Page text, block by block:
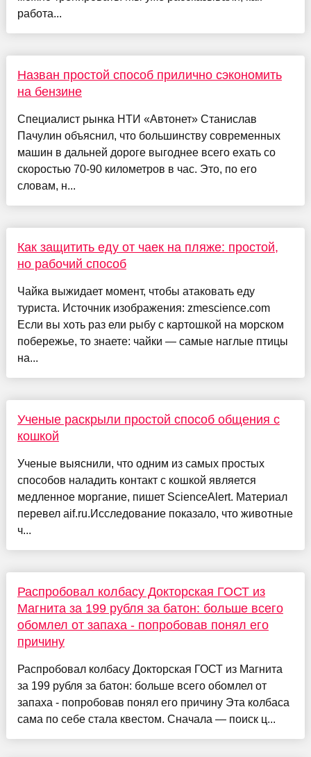
работа...
Назван простой способ прилично сэкономить
на бензине
Специалист рынка НТИ «Автонет» Станислав
Пачулин объяснил, что большинству современных
машин в дальней дороге выгоднее всего ехать со
скоростью 70-90 километров в час. Это, по его
словам, н...
Как защитить еду от чаек на пляже: простой,
но рабочий способ
Чайка выжидает момент, чтобы атаковать еду
туриста. Источник изображения: zmescience.com
Если вы хоть раз ели рыбу с картошкой на морском
побережье, то знаете: чайки — самые наглые птицы
на...
Ученые раскрыли простой способ общения с
кошкой
Ученые выяснили, что одним из самых простых
способов наладить контакт с кошкой является
медленное моргание, пишет ScienceAlert. Материал
перевел aif.ru.Исследование показало, что животные
ч...
Распробовал колбасу Докторская ГОСТ из
Магнита за 199 рубля за батон: больше всего
обомлел от запаха - попробовав понял его
причину
Распробовал колбасу Докторская ГОСТ из Магнита
за 199 рубля за батон: больше всего обомлел от
запаха - попробовав понял его причину Эта колбаса
сама по себе стала квестом. Сначала — поиск ц...